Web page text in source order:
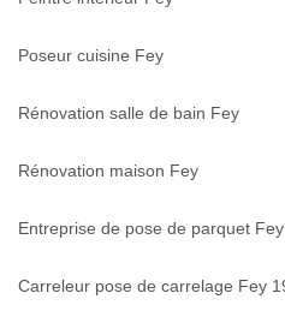
Poseur cuisine Fey
Rénovation salle de bain Fey
Rénovation maison Fey
Entreprise de pose de parquet
Carreleur pose de carrelage Fey